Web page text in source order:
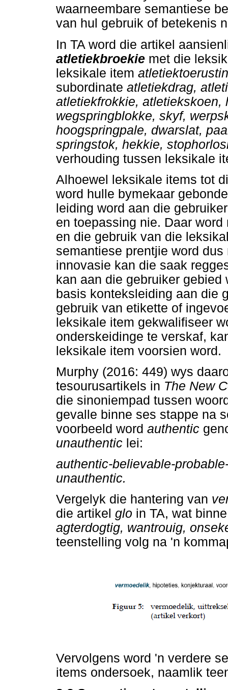
waarneembare semantiese
van hul gebruik of betekenis
In TA word die artikel
atletiekbroekie met die
leksikale item
subordinate atletiekdrag,
atletiekfrokkie, atletiekskoen,
wegspringblokke, skyf,
hoogspringpale, dwarslat,
springstok, hekkie,
verhouding tussen leksikale
Alhoewel leksikale items tot
word hulle bymekaar
leiding word aan die
en toepassing nie. Daar
en die gebruik van die
semantiese prentjie word
innovasie kan die saak
kan aan die gebruiker
basis konteksleiding aan die
gebruik van etikette of
leksikale item gekwalifiseer
onderskeidinge te verskaf,
leksikale item voorsien word.
Murphy (2016: 449) wys
tesourusartikels in The New
die sinoniempad tussen
gevalle binne ses stappe na
voorbeeld word authentic
unauthentic lei:
authentic-believable-
unauthentic.
Vergelyk die hantering van
die artikel glo in TA, wat
agterdogtig, wantrouig,
teenstelling volg na 'n
Vervolgens word 'n verdere
items ondersoek, naamlik